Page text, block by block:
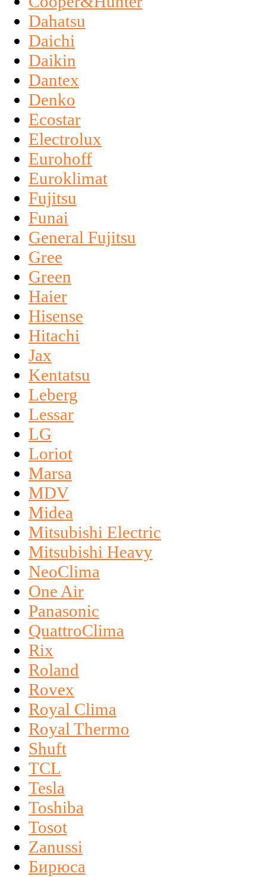
Dahatsu
Daichi
Daikin
Dantex
Denko
Ecostar
Electrolux
Eurohoff
Euroklimat
Fujitsu
Funai
General Fujitsu
Gree
Green
Haier
Hisense
Hitachi
Jax
Kentatsu
Leberg
Lessar
LG
Loriot
Marsa
MDV
Midea
Mitsubishi Electric
Mitsubishi Heavy
NeoClima
One Air
Panasonic
QuattroClima
Rix
Roland
Rovex
Royal Clima
Royal Thermo
Shuft
TCL
Tesla
Toshiba
Tosot
Zanussi
Бирюса